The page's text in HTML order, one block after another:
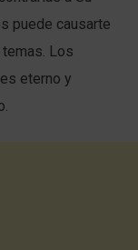
puede causarte
Los
eterno y